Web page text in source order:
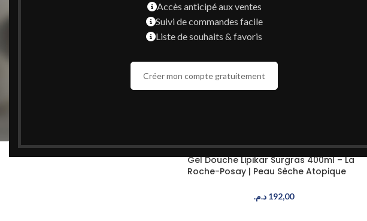
Accès anticipé aux ventes
Suivi de commandes facile
Liste de souhaits & favoris
Créer mon compte gratuitement
FILTRER
Popularité
NOUVEAU
Gel Douche Lipikar Surgras 400ml – La
Roche-Posay | Peau Sèche Atopique
192,00 د.م.